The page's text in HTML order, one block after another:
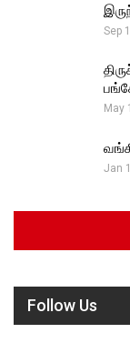
Sep
May
Jan
Follow Us